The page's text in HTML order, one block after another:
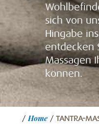
sich von
Hingabe
entdecken
Massagen
können.
/ Home/ TANTRA-